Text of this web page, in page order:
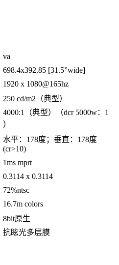
va
698.4x392.85 [31.5”wide]
1920 x 1080@165hz
250 cd/m2（典型）
4000:1（典型）（dcr 5000w：1
）
水平：178度；垂直：178度
(cr>10)
1ms mprt
0.3114 x 0.3114
72%ntsc
16.7m colors
8bit原生
抗眩光多层膜